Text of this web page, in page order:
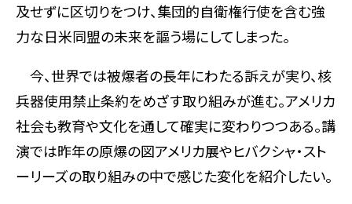
及せずに区切りをつけ、集団的自衛権行使を含む強
力な日米同盟の未来を謳う場にしてしまった。
今、世界では被爆者の長年にわたる訴えが実り、核
兵器使用禁止条約をめざす取り組みが進む。アメリカ
社会も教育や文化を通して確実に変わりつつある。講
演では昨年の原爆の図アメリカ展やヒバクシャ・スト
ーリーズの取り組みの中で感じた変化を紹介したい。